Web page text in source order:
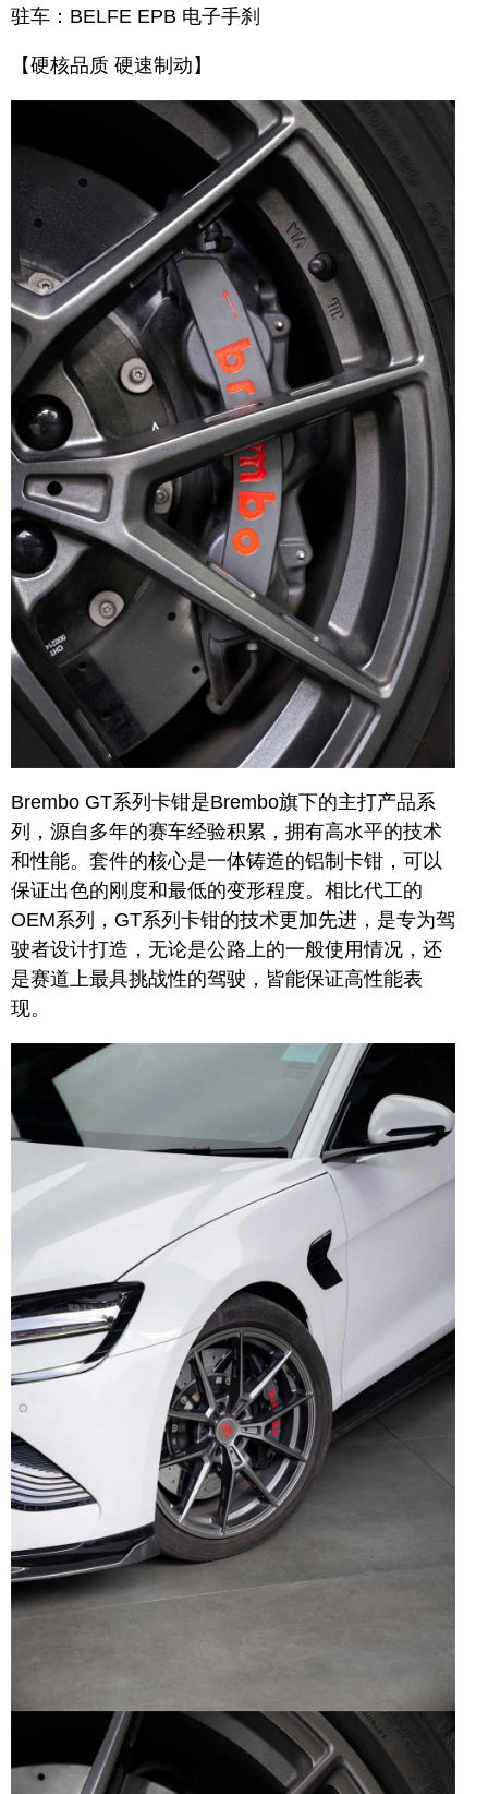
驻车：BELFE EPB 电子手刹
【硬核品质 硬速制动】
Brembo GT系列卡钳是Brembo旗下的主打产品系
列，源自多年的赛车经验积累，拥有高水平的技术
和性能。套件的核心是一体铸造的铝制卡钳，可以
保证出色的刚度和最低的变形程度。相比代工的
OEM系列，GT系列卡钳的技术更加先进，是专为驾
驶者设计打造，无论是公路上的一般使用情况，还
是赛道上最具挑战性的驾驶，皆能保证高性能表
现。